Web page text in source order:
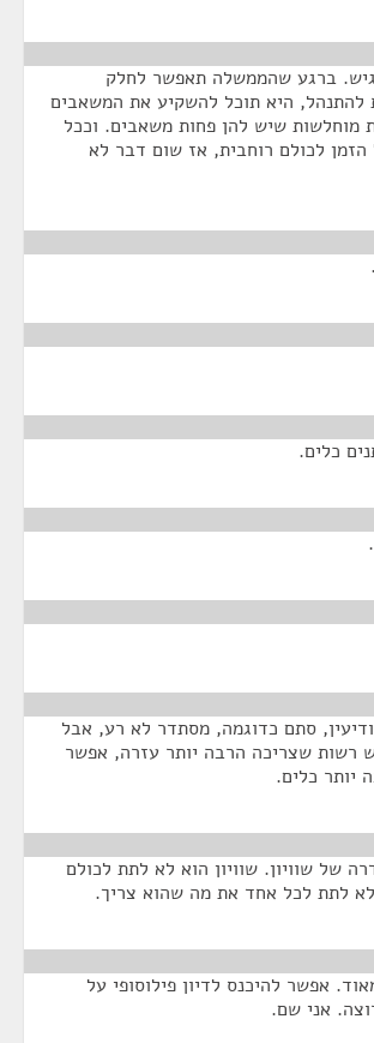
ברגע שהממשלה תאפשר לחלק
להתנהל, היא תוכל להשקיע את המשאבים
מוחלשות שיש להן פחות משאבים. וככל
הזמן לכולם רוחבית, אז שום דבר לא
כלים.
סתם כדוגמה, מסתדר לא רע, אבל
רשות שצריכה הרבה יותר עזרה, אפשר
יותר כלים.
של שוויון. שוויון הוא לא לתת לכולם
לתת לכל אחד את מה שהוא צריך.
אפשר להיכנס לדיון פילוסופי על
אני שם.